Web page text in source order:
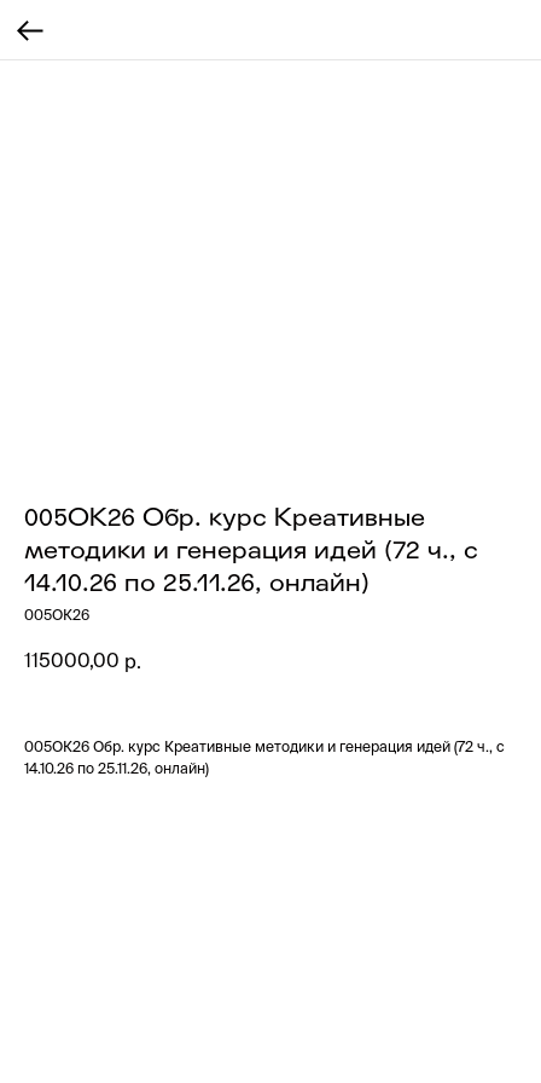
005ОК26 Обр. курс Креативные
методики и генерация идей (72 ч., с
14.10.26 по 25.11.26, онлайн)
005ОК26
115000,00 р.
005ОК26 Обр. курс Креативные методики и генерация идей (72 ч., с
14.10.26 по 25.11.26, онлайн)